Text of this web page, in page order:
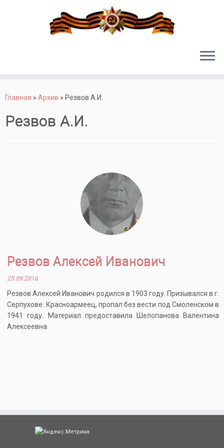
Главная » Архив » Резвов А.И.
Резвов А.И.
Резвов Алексей Иванович
25.09.2016
Резвов Алексей Иванович родился в 1903 году. Призывался в г.
Серпухове. Красноармеец, пропал без вести под Смоленском в
1941 году. Материал предоставила Шелопанова Валентина
Алексеевна.